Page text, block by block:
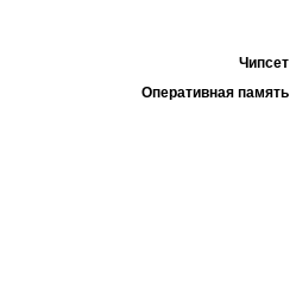
Чипсет
Оперативная память